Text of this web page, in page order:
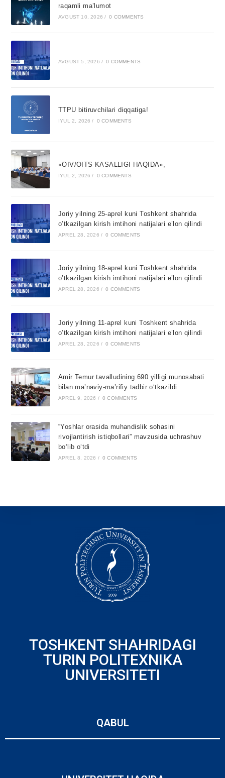
raqamli ma’lumot
AVGUST 10, 2026 / 0 COMMENTS
AVGUST 5, 2026 / 0 COMMENTS
TTPU bitiruvchilari diqqatiga!
IYUL 2, 2026 / 0 COMMENTS
«OIV/OITS KASALLIGI HAQIDA»,
IYUL 2, 2026 / 0 COMMENTS
Joriy yilning 25-aprel kuni Toshkent shahrida
o’tkazilgan kirish imtihoni natijalari e’lon qilindi
APREL 28, 2026 / 0 COMMENTS
Joriy yilning 18-aprel kuni Toshkent shahrida
o’tkazilgan kirish imtihoni natijalari e’lon qilindi
APREL 28, 2026 / 0 COMMENTS
Joriy yilning 11-aprel kuni Toshkent shahrida
o’tkazilgan kirish imtihoni natijalari e’lon qilindi
APREL 28, 2026 / 0 COMMENTS
Amir Temur tavalludining 690 yilligi munosabati
bilan ma’naviy-ma’rifiy tadbir o‘tkazildi
APREL 9, 2026 / 0 COMMENTS
“Yoshlar orasida muhandislik sohasini
rivojlantirish istiqbollari” mavzusida uchrashuv
bo‘lib o‘tdi
APREL 8, 2026 / 0 COMMENTS
TOSHKENT SHAHRIDAGI
TURIN POLITEXNIKA
UNIVERSITETI
QABUL